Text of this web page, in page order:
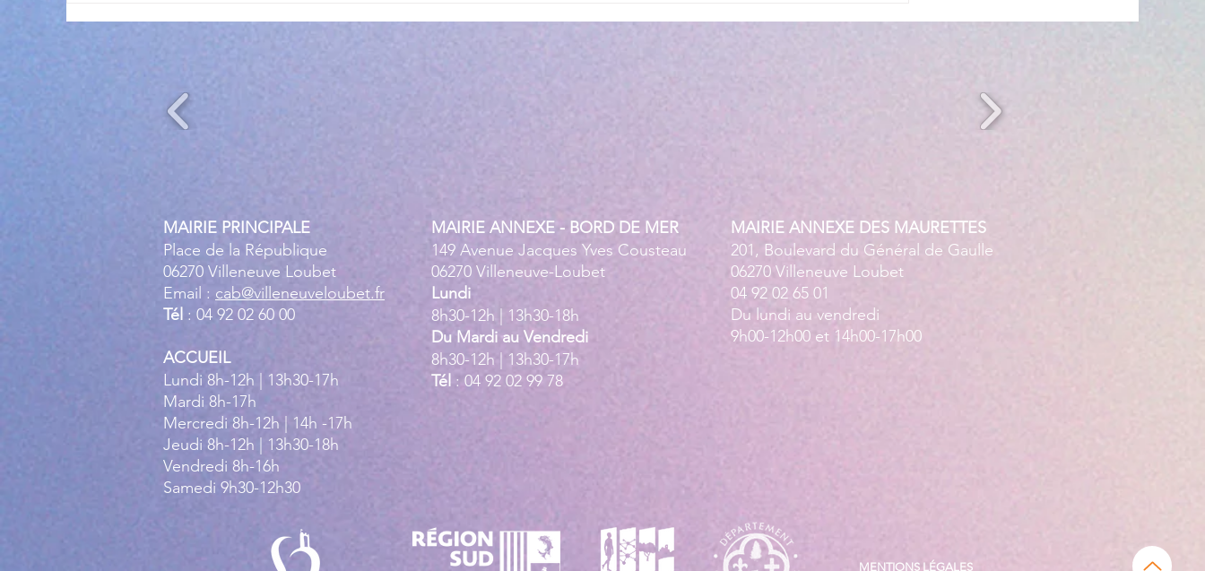
Villeneuve Loubet ! ☀️🎤
MAIRIE PRINCIPALE
Place de la République
06270 Villeneuve Loubet
Email : cab@villeneuveloubet.fr
Tél : 04 92 02 60 00
ACCUEIL
Lundi 8h-12h | 13h30-17h
Mardi 8h-17h
Mercredi 8h-12h | 14h -17h
Jeudi 8h-12h | 13h30-18h
Vendredi 8h-16h
Samedi 9h30-12h30
MAIRIE ANNEXE - BORD DE MER
149 Avenue Jacques Yves Cousteau
06270 Villeneuve-Loubet
Lundi
8h30-12h | 13h30-18h
Du Mardi au Vendredi
8h30-12h | 13h30-17h
Tél : 04 92 02 99 78
MAIRIE ANNEXE DES MAURETTES
201, Boulevard du Général de Gaulle
06270 Villeneuve Loubet
04 92 02 65 01
Du lundi au vendredi
9h00-12h00 et 14h00-17h00
MENTIONS LÉGALES